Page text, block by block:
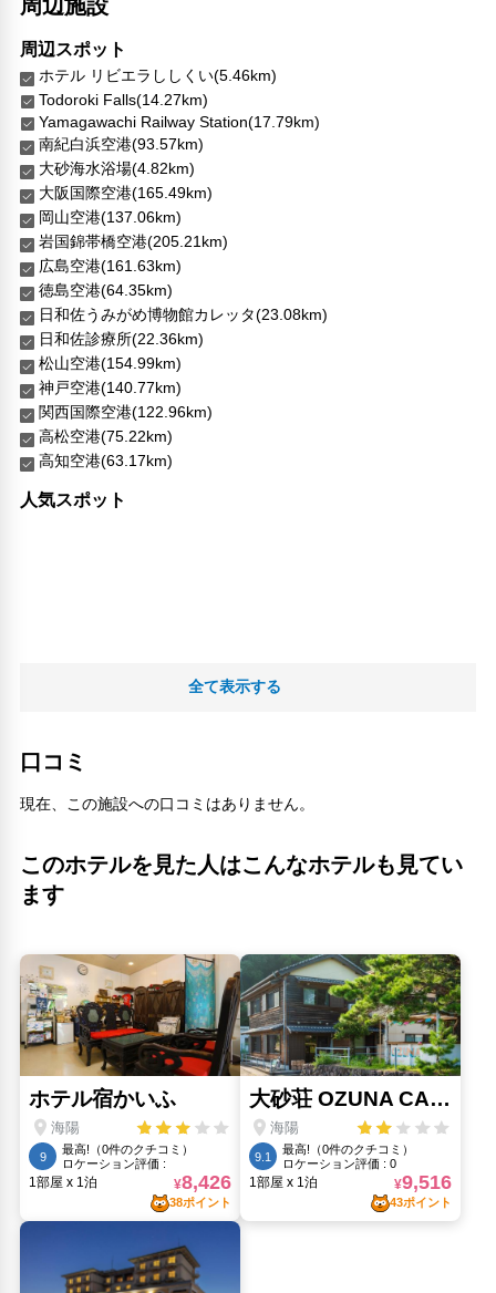
周辺施設
周辺スポット
ホテル リビエラししくい(5.46km)
Todoroki Falls(14.27km)
Yamagawachi Railway Station(17.79km)
南紀白浜空港(93.57km)
大砂海水浴場(4.82km)
大阪国際空港(165.49km)
岡山空港(137.06km)
岩国錦帯橋空港(205.21km)
広島空港(161.63km)
徳島空港(64.35km)
日和佐うみがめ博物館カレッタ(23.08km)
日和佐診療所(22.36km)
松山空港(154.99km)
神戸空港(140.77km)
関西国際空港(122.96km)
高松空港(75.22km)
高知空港(63.17km)
人気スポット
全て表示する
口コミ
現在、この施設への口コミはありません。
このホテルを見た人はこんなホテルも見てい
ます